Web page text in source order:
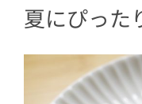
夏にぴった